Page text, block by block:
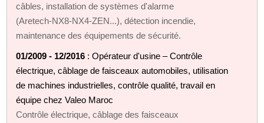
câbles, installation de systèmes d'alarme
(Aretech‑NX8‑NX4‑ZEN...), détection incendie,
maintenance des équipements de sécurité.
01/2009 - 12/2016 : Opérateur d'usine – Contrôle
électrique, câblage de faisceaux automobiles, utilisation
de machines industrielles, contrôle qualité, travail en
équipe chez Valeo Maroc
Contrôle électrique, câblage des faisceaux